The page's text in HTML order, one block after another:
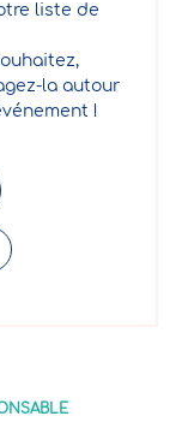
liste de
la autour
!